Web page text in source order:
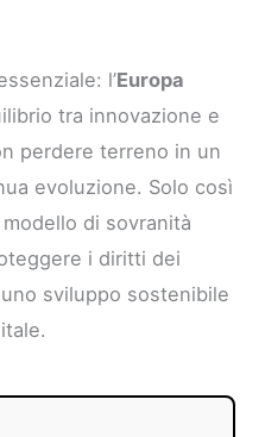
l’Europa
tra innovazione e
perdere terreno in un
evoluzione. Solo così
di sovranità
i diritti dei
sviluppo sostenibile